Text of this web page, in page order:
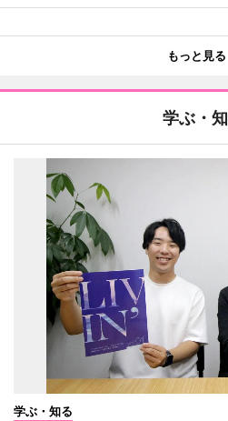
もっと見る
学ぶ・
学ぶ・知る